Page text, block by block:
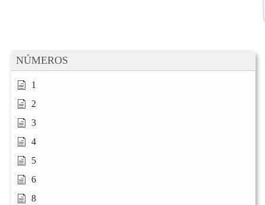
NÚMEROS
1
2
3
4
5
6
8